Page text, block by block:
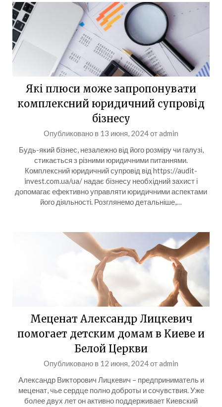
Які плюси може запропонувати
комплексний юридичний супровід
бізнесу
Опубликовано в 13 июня, 2024отadmin
Будь-який бізнес, незалежно від його розміру чи галузі,
стикається з різними юридичними питаннями.
Комплексний юридичний супровід від https://audit-
invest.com.ua/ua/ надає бізнесу необхідний захист і
допомагає ефективно управляти юридичними аспектами
його діяльності. Розглянемо детальніше,…
Меценат Александр Лицкевич
помогает детским домам в Киеве и
Белой Церкви
Опубликовано в 12 июня, 2024отadmin
Александр Викторович Лицкевич – предприниматель и
меценат, чье сердце полно доброты и сочувствия. Уже
более двух лет он активно поддерживает Киевский